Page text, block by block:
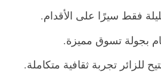
فقط سيرًا على الأقدام.
بجولة تسوق مميزة.
للزائر تجربة ثقافية متكاملة.